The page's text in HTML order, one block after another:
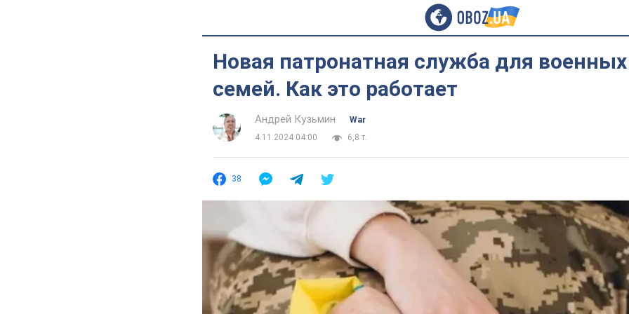
Новая патронатная служба для
семей. Как это работает
Андрей Кузьмин‎
War
4.11.2024 04:00
6,8 т.
38